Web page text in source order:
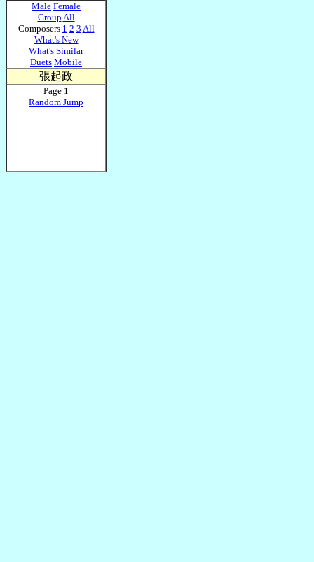
Male Female
Group All
Composers 1 2 3 All
What's New
What's Similar
Duets Mobile
張起政
Page 1
Random Jump